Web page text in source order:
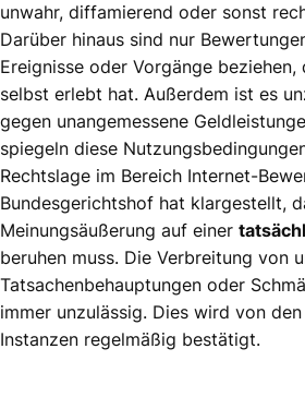
unwahr, diffamierend oder sonst
Darüber hinaus sind nur
Ereignisse oder Vorgänge
selbst erlebt hat. Außerdem ist es
gegen unangemessene
spiegeln diese
Rechtslage im Bereich Internet-
Bundesgerichtshof hat klargestellt,
Meinungsäußerung auf einer
beruhen muss. Die Verbreitung von
Tatsachenbehauptungen oder
immer unzulässig. Dies wird von
Instanzen regelmäßig bestätigt.